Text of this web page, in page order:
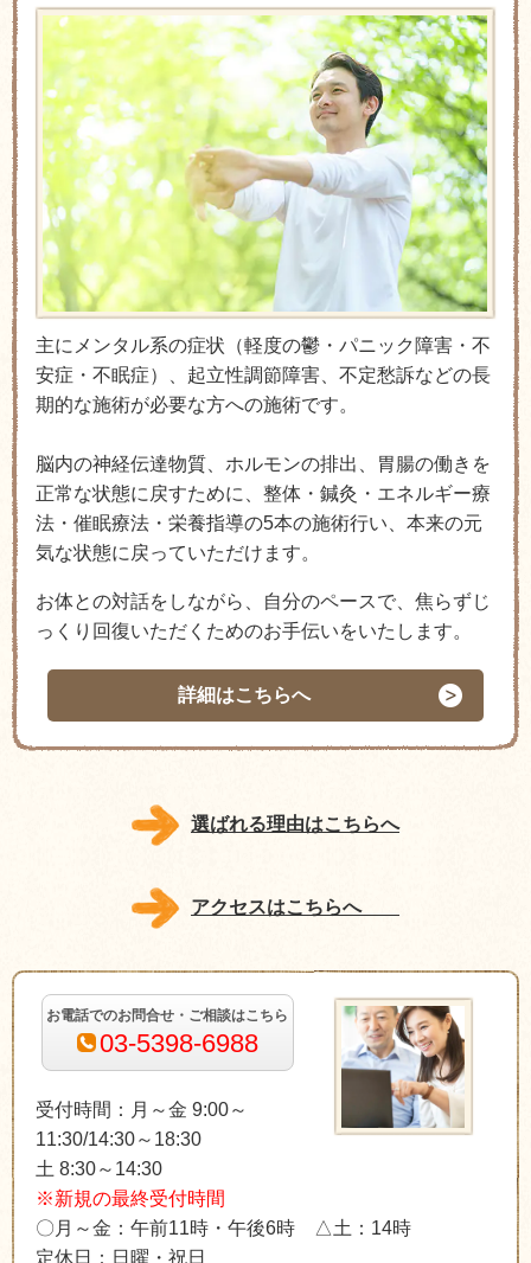
主にメンタル系の症状（軽度の鬱・パニック障害・不
安症・不眠症）、起立性調節障害、不定愁訴などの長
期的な施術が必要な方への施術です。
脳内の神経伝達物質、ホルモンの排出、胃腸の働きを
正常な状態に戻すために、整体・鍼灸・エネルギー療
法・催眠療法・栄養指導の5本の施術行い、本来の元
気な状態に戻っていただけます。
お体との対話をしながら、自分のペースで、焦らずじ
っくり回復いただくためのお手伝いをいたします。
詳細はこちらへ
選ばれる理由はこちらへ
アクセスはこちらへ
お電話でのお問合せ・ご相談はこちら
03-5398-6988
受付時間：月～金 9:00～
11:30/14:30～18:30
土 8:30～14:30
※新規の最終受付時間
〇月～金：午前11時・午後6時 △土：14時
定休日：日曜・祝日